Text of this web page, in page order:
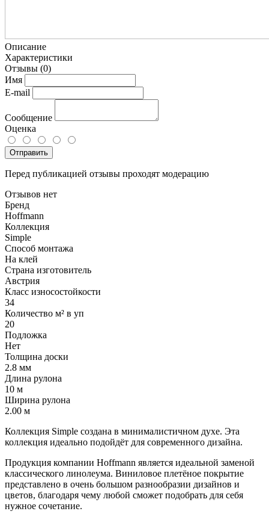
Описание
Характеристики
Отзывы (0)
Имя
E-mail
Сообщение
Оценка
Отправить
Перед публикацией отзывы проходят модерацию
Отзывов нет
Бренд
Hoffmann
Коллекция
Simple
Способ монтажа
На клей
Страна изготовитель
Австрия
Класс износостойкости
34
Количество м² в уп
20
Подложка
Нет
Толщина доски
2.8 мм
Длина рулона
10 м
Ширина рулона
2.00 м
Коллекция Simple создана в минималистичном духе. Эта
коллекция идеально подойдёт для современного дизайна.
Продукция компании Hoffmann является идеальной заменой
классического линолеума. Виниловое плетёное покрытие
представлено в очень большом разнообразии дизайнов и
цветов, благодаря чему любой сможет подобрать для себя
нужное сочетание.